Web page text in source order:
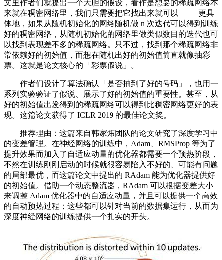
文里作者们就提出一个大胆的假设，看作是想要的稀疏网络本
来就在稠密网络里，我们只需要把它找出来就可以 —— 更具
体地，如果从随机初始化的网络随机做 n 次迭代可以得到训练
好的稠密网络，从随机初始化的网络里做类似数目的迭代也可
以找到表现差不多的稀疏网络。只不过，找到那个稀疏网络非
常依赖好的初始值，而想在随机出好的初始值简直就像抽彩
票。这就是论文核心的「彩票假说」。
作者们设计了算法确认「是否抽到了好的号码」，也用一
系列实验验证了假说、展示了好的初始值的重要性。甚至，从
好的初始值出发得到的稀疏网络可以得到比稠密网络更好的表
现。这篇论文获得了 ICLR 2019 的最佳论文奖。
推荐理由：这篇来自韩家炜团队的论文研究了深度学习中
的变差管理。在神经网络的训练中，Adam、RMSProp 等为了
提升效果而加入了自适应动量的优化器都需要一个预热阶段，
不然在训练刚刚启动的时候就很容易陷入不好的、可能有问题
的局部最优，而这篇论文中提出的 RAdam 能为优化器提供好
的初始值。借助一个动态整流器，RAdam 可以根据变差大小
来调整 Adam 优化器中的自适应动量，并且可以提供一个高效
的自动预热过程；这些都可以针对当前的数据集运行，从而为
深度神经网络的训练提供一个扎实的开头。